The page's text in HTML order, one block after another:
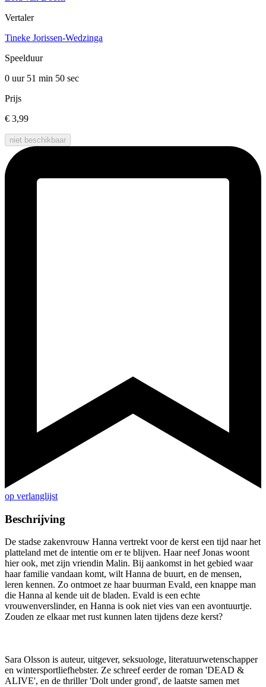
Vertaler
Tineke Jorissen-Wedzinga
Speelduur
0 uur 51 min 50 sec
Prijs
€ 3,99
niet beschikbaar
op verlanglijst
Beschrijving
De stadse zakenvrouw Hanna vertrekt voor de kerst een tijd naar het
platteland met de intentie om er te blijven. Haar neef Jonas woont
hier ook, met zijn vriendin Malin. Bij aankomst in het gebied waar
haar familie vandaan komt, wilt Hanna de buurt, en de mensen,
leren kennen. Zo ontmoet ze haar buurman Evald, een knappe man
die Hanna al kende uit de bladen. Evald is een echte
vrouwenverslinder, en Hanna is ook niet vies van een avontuurtje.
Zouden ze elkaar met rust kunnen laten tijdens deze kerst?
Sara Olsson is auteur, uitgever, seksuologe, literatuurwetenschapper
en wintersportliefhebster. Ze schreef eerder de roman 'DEAD &
ALIVE', en de thriller 'Dolt under grond', de laatste samen met